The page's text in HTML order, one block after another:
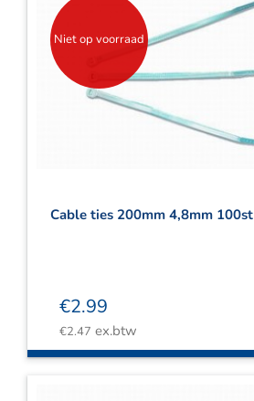
Niet op voorraad
Cable ties 200mm 4,8mm 100st
€2.99
€2.47 ex.btw